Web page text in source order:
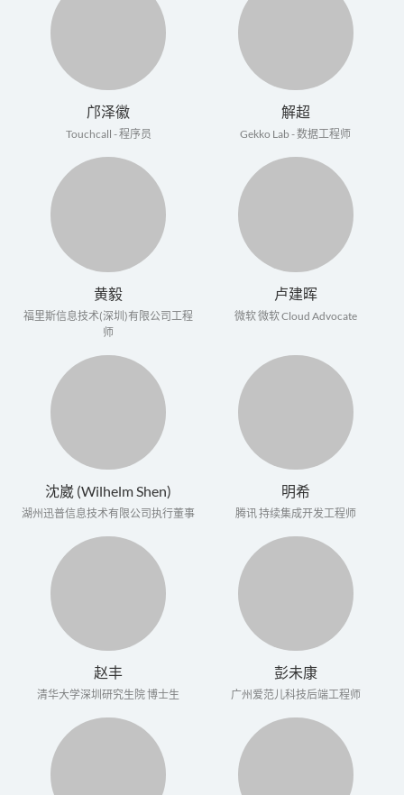
邝泽徽
Touchcall - 程序员
解超
Gekko Lab - 数据工程师
黄毅
福里斯信息技术(深圳)有限公司工程
师
卢建晖
微软微软 Cloud Advocate
沈崴 (Wilhelm Shen)
湖州迅普信息技术有限公司执行董事
明希
腾讯 持续集成开发工程师
赵丰
清华大学深圳研究生院 博士生
彭未康
广州爱范儿科技后端工程师